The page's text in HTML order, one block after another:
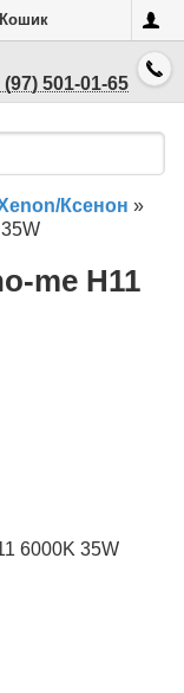
Кошик
(97) 501-01-65
Ксенон »
me H11